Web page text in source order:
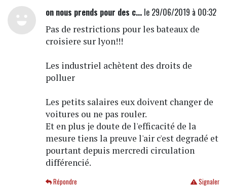
on nous prends pour des c...le 29/06/2019 à 00:32
Pas de restrictions pour les bateaux de
croisiere sur lyon!!!
Les industriel achètent des droits de
polluer
Les petits salaires eux doivent changer de
voitures ou ne pas rouler.
Et en plus je doute de l'efficacité de la
mesure tiens la preuve l'air c'est degradé et
pourtant depuis mercredi circulation
différencié.
Signaler
Répondre